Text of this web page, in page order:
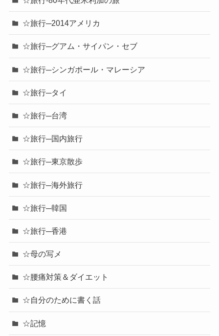
☆旅行─2014アメリカ
☆旅行─グアム・サイパン・セブ
☆旅行─シンガポール・マレーシア
☆旅行─タイ
☆旅行─台湾
☆旅行─国内旅行
☆旅行─東京散歩
☆旅行─海外旅行
☆旅行─韓国
☆旅行─香港
☆母の写メ
☆腰痛対策＆ダイエット
☆自分のために書く話
☆記憶